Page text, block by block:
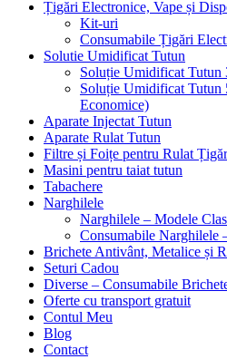
Țigări Electronice, Vape și
Kit-uri
Consumabile Țigări
Solutie Umidificat Tutun
Soluție Umidificat Tutun
Soluție Umidificat Tutun
Economice)
Aparate Injectat Tutun
Aparate Rulat Tutun
Filtre și Foițe pentru Rulat
Masini pentru taiat tutun
Tabachere
Narghilele
Narghilele – Modele
Consumabile Narghilele
Brichete Antivânt, Metalice și
Seturi Cadou
Diverse – Consumabile
Oferte cu transport gratuit
Contul Meu
Blog
Contact